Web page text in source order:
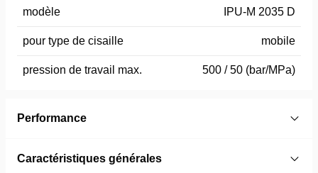
modèle IPU-M 2035 D
pour type de cisaille mobile
pression de travail max. 500 / 50 (bar/MPa)
Performance
Caractéristiques générales